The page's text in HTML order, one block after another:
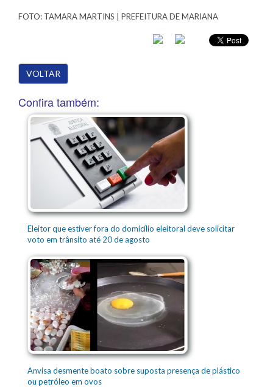
FOTO: TAMARA MARTINS | PREFEITURA DE MARIANA
VOLTAR
Confira também:
Eleitor que estiver fora do domicílio eleitoral deve solicitar
voto em trânsito até 20 de agosto
Anvisa desmente boato sobre suposta presença de plástico
ou petróleo em ovos